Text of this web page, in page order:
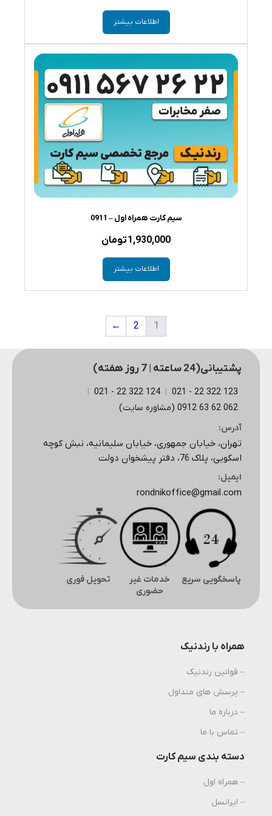
اطلاعات بیشتر
سیم کارت همراه اول – 0911
1,930,000تومان
اطلاعات بیشتر
1
2
←
پشتیبانی(24 ساعته | 7 روز هفته)
123 322 22 - 021
|
124 322 22 - 021
|
062 62 63 0912 (مشاوره سایت)
آدرس:
تهران، خیابان جمهوری، خیابان سلیمانیه، نبش کوچه
اسکویی، پلاک 76، دفتر پیشخوان دولت
ایمیل:
rondnikoffice@gmail.com
پاسخگویی سریع
خدمات غیر
حضوری
تحویل فوری
همراه با رندنیک
– قوانین رندنیک
– پرسش های متداول
– درباره ما
– تماس با ما
دسته بندی سیم کارت
– همراه اول
– ایرانسل